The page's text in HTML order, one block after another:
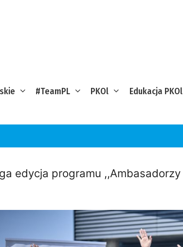
#TeamPL PKOl Edukacja PKOl
edycja programu ,,Ambasadorzy